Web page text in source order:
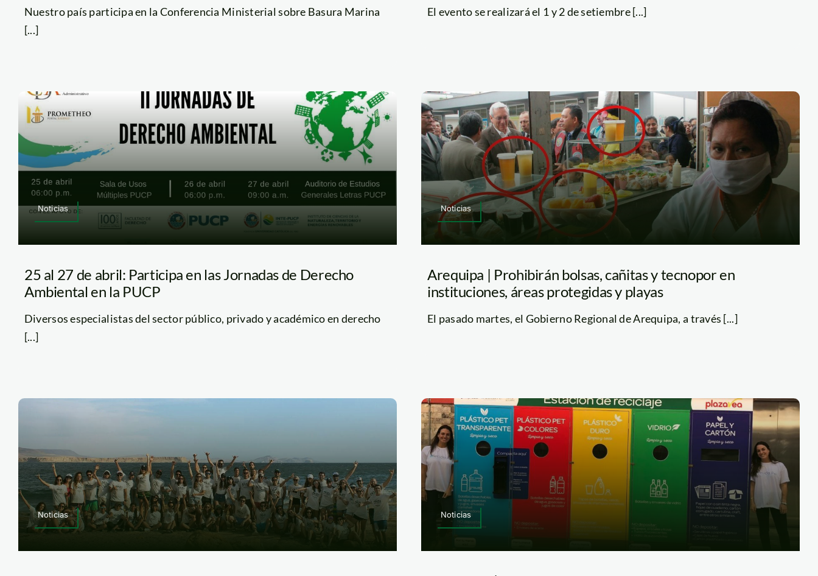
Nuestro país participa en la Conferencia Ministerial sobre Basura Marina
[...]
El evento se realizará el 1 y 2 de setiembre [...]
Noticias
25 al 27 de abril: Participa en las Jornadas de Derecho
Ambiental en la PUCP
Diversos especialistas del sector público, privado y académico en derecho
[...]
Noticias
Arequipa | Prohibirán bolsas, cañitas y tecnopor en
instituciones, áreas protegidas y playas
El pasado martes, el Gobierno Regional de Arequipa, a través [...]
Noticias Noticias